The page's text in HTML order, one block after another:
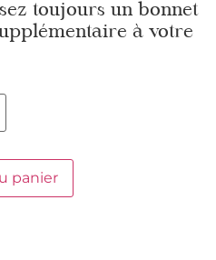
toujours un bonnet
à votre
panier